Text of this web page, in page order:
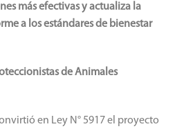
más efectivas y actualiza la
a los estándares de bienestar
de Animales
en Ley N° 5917 el proyecto